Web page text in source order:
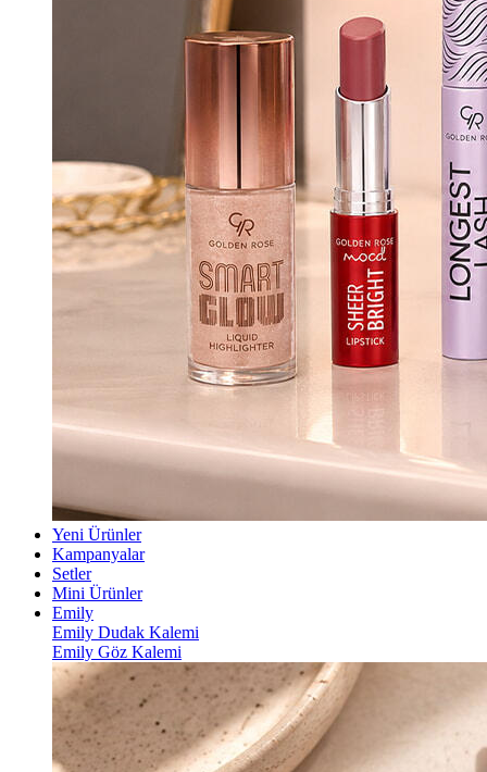
Yeni Ürünler
Kampanyalar
Setler
Mini Ürünler
Emily
Emily Dudak Kalemi
Emily Göz Kalemi